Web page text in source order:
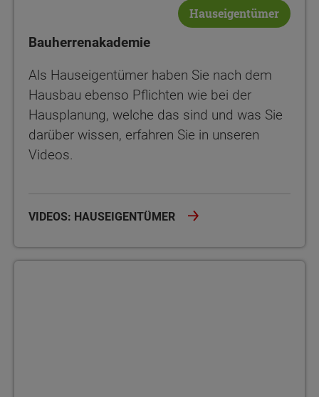
Hauseigentümer
Bauherrenakademie
Als Hauseigentümer haben Sie nach dem
Hausbau ebenso Pflichten wie bei der
Hausplanung, welche das sind und was Sie
darüber wissen, erfahren Sie in unseren
Videos.
VIDEOS: HAUSEIGENTÜMER